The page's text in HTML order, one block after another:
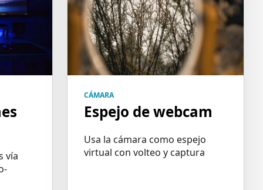
vía
CÁMARA
Espejo de webcam
Usa la cámara como espejo
virtual con volteo y captura